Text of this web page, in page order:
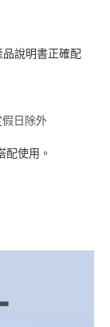
說明書正確配
日除外
配使用。